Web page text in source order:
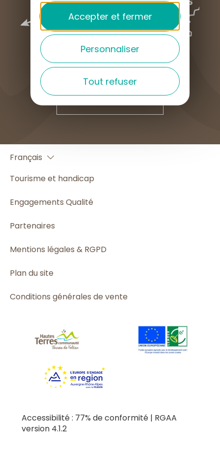
Français
Español
Tourisme et handicap
Engagements Qualité
Partenaires
Mentions légales & RGPD
Plan du site
Conditions générales de vente
Accessibilité : 77% de conformité | RGAA
version 4.1.2
Accepter et fermer
Personnaliser
Tout refuser